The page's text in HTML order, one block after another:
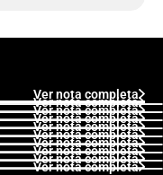
Ver nota completa
Ver nota completa
Ver nota completa
Ver nota completa
Ver nota completa
Ver nota completa
Ver nota completa
Ver nota completa
Ver nota completa
Ver nota completa